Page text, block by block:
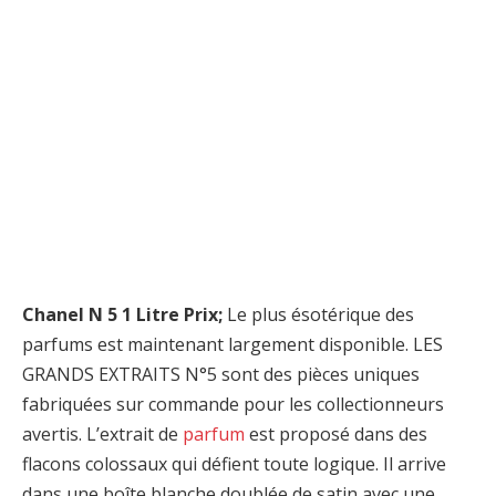
Chanel N 5 1 Litre Prix; Le plus ésotérique des
parfums est maintenant largement disponible. LES
GRANDS EXTRAITS N°5 sont des pièces uniques
fabriquées sur commande pour les collectionneurs
avertis. L’extrait de parfum est proposé dans des
flacons colossaux qui défient toute logique. Il arrive